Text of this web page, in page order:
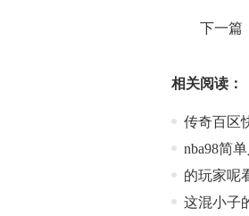
下一篇
相关阅读：
传奇百区
nba98简
的玩家呢
这混小子